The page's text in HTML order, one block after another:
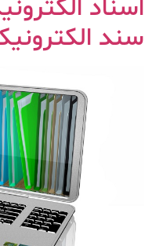
اسناد
سند